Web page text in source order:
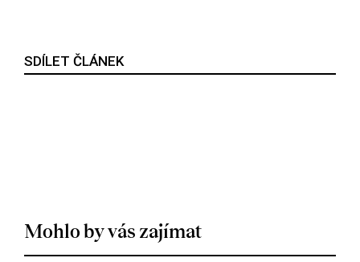
SDÍLET ČLÁNEK
Mohlo by vás zajímat